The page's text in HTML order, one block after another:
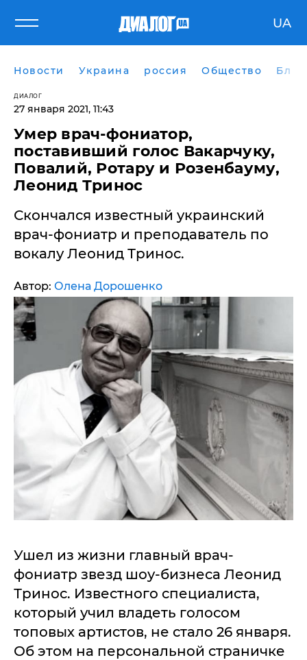
UA
Новости Украина россия Общество
ДИАЛОГ
27 января 2021, 11:43
Умер врач-фониатор,
поставивший голос Вакарчуку,
Повалий, Ротару и Розенбауму,
Леонид Тринос
Скончался известный украинский
врач-фониатр и преподаватель по
вокалу Леонид Тринос.
Автор: Олена Дорошенко
Ушел из жизни главный врач-
фониатр звезд шоу-бизнеса Леонид
Тринос. Известного специалиста,
который учил владеть голосом
топовых артистов, не стало 26 января.
Об этом на персональной страничке